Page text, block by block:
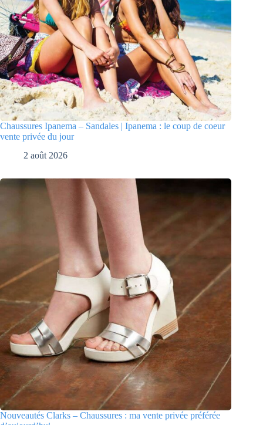
Chaussures Ipanema – Sandales | Ipanema : le coup de coeur
vente privée du jour
2 août 2026
Nouveautés Clarks – Chaussures : ma vente privée préférée